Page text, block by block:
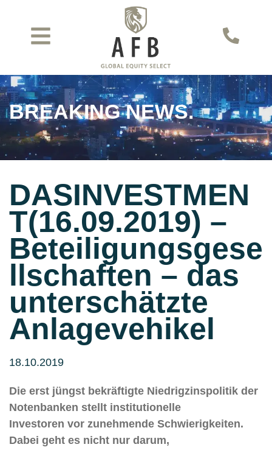
BREAKING NEWS.
DASINVESTMEN
T(16.09.2019) –
Beteiligungsgese
llschaften – das
unterschätzte
Anlagevehikel
18.10.2019
Die erst jüngst bekräftigte Niedrigzinspolitik der
Notenbanken stellt institutionelle
Investoren vor zunehmende Schwierigkeiten.
Dabei geht es nicht nur darum,